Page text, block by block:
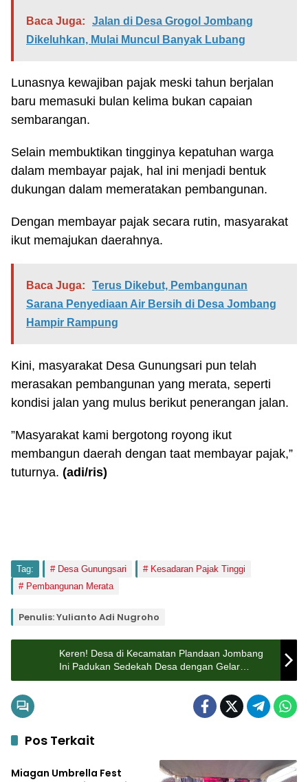
Baca Juga:
Jalan di Desa Grogol Jombang
Dikeluhkan, Mulai Muncul Banyak Lubang
Lunasnya kewajiban pajak meski tahun berjalan
baru memasuki bulan kelima bukan capaian
sembarangan.
Selain membuktikan tingginya kepatuhan warga
dalam membayar pajak, hal ini menjadi bentuk
dukungan dalam memeratakan pembangunan.
Dengan membayar pajak secara rutin, masyarakat
ikut memajukan daerahnya.
Baca Juga:
Terus Dikebut, Pembangunan
Sarana Penyediaan Air Bersih di Desa Jombang
Hampir Rampung
Kini, masyarakat Desa Gunungsari pun telah
merasakan pembangunan yang merata, seperti
kondisi jalan yang mulus berikut penerangan jalan.
”Masyarakat kami bergotong royong ikut
membangun daerah dengan taat membayar pajak,”
tuturnya. (adi/ris)
Tag: Desa Gunungsari
Kesadaran Pajak Tinggi
Pembangunan Merata
Penulis: Yulianto Adi Nugroho
Keren! Desa di Kecamatan Plandaan Jombang
Ini Padukan Sedekah Desa dengan Gelar
Potensi UMKM
Pos Terkait
Pemerintahan
Miagan Umbrella Fest